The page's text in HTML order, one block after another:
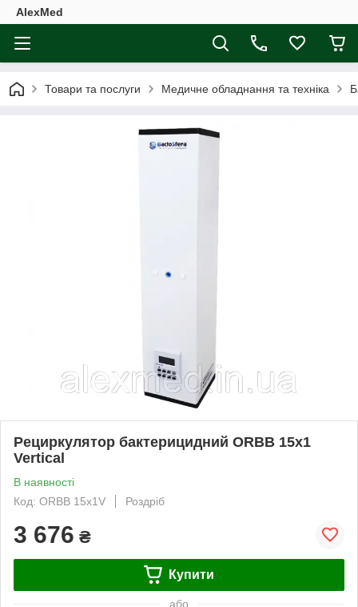
AlexMed
Товари та послуги Медичне обладнання та техніка
Рециркулятор бактерицидний ORBB 15x1
Vertical
В наявності
Код: ORBB 15x1V
Роздріб
3 676 ₴
Купити
або